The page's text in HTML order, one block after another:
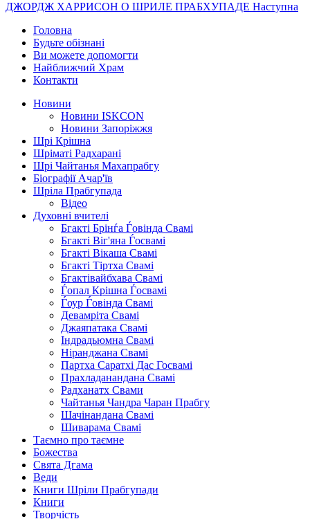
ДЖОРДЖ ХАРРИСОН О ШРИЛЕ ПРАБХУПАДЕ Наступна
Головна
Будьте обізнані
Ви можете допомогти
Найближчий Храм
Контакти
Новини
Новини ISKCON
Новини Запоріжжя
Шрі Крішна
Шріматі Радхарані
Шрі Чайтанья Махапрабгу
Біографії Ачар'їв
Шріла Прабгупада
Відео
Духовні вчителі
Бгакті Брінѓа Ѓовінда Свамі
Бгакті Віг'яна Ѓосвамі
Бгакті Вікаша Свамі
Бгакті Тіртха Свамі
Бгактівайбхава Свамі
Ѓопал Крішна Ѓосвамі
Ѓоур Ѓовінда Свамі
Девамріта Свамі
Джаяпатака Свамі
Індрадьюмна Свамі
Ніранджана Свамі
Партха Саратхі Дас Госвамі
Прахладанандана Свамі
Радханатх Свами
Чайтанья Чандра Чаран Прабгу
Шачінандана Свамі
Шиварама Свамі
Таємно про таємне
Божества
Свята Дгама
Веди
Книги Шріли Прабгупади
Книги
Творчість